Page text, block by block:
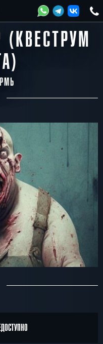
(КВЕСТРУМ